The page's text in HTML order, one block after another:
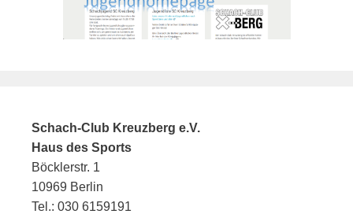
Schach-Club Kreuzberg e.V.
Haus des Sports
Böcklerstr. 1
10969 Berlin
Tel.: 030 6159191